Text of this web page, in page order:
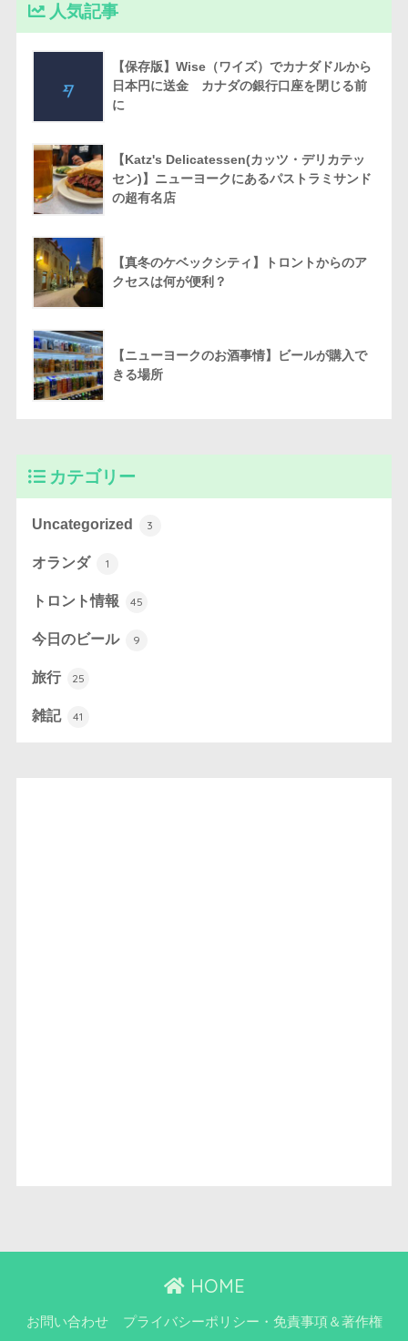
人気記事
【保存版】Wise（ワイズ）でカナダドルから
日本円に送金 カナダの銀行口座を閉じる前
に
【Katz's Delicatessen(カッツ・デリカテッ
セン)】ニューヨークにあるパストラミサンド
の超有名店
【真冬のケベックシティ】トロントからのア
クセスは何が便利？
【ニューヨークのお酒事情】ビールが購入で
きる場所
カテゴリー
Uncategorized 3
オランダ 1
トロント情報 45
今日のビール 9
旅行 25
雑記 41
HOME
お問い合わせ プライバシーポリシー・免責事項＆著作権